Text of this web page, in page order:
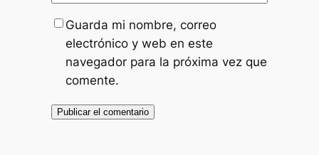
Guarda mi nombre, correo
electrónico y web en este
navegador para la próxima vez que
comente.